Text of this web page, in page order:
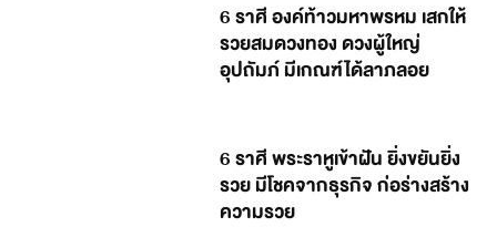
6 ราศี องค์ท้าวมหาพรหม เสกให้
รวยสมดวงทอง ดวงผู้ใหญ่
อุปถัมภ์ มีเกณฑ์ได้ลาภลอย
6 ราศี พระราหูเข้าฝัน ยิ่งขยันยิ่ง
รวย มีโชคจากธุรกิจ ก่อร่างสร้าง
ความรวย